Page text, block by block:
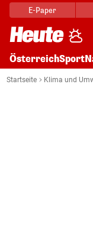
E-Paper
ÖsterreichSport
Startseite Klima und